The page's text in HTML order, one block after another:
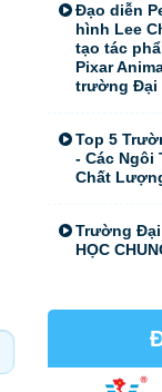
Đạo diễn
hình Lee
tạo tác
Pixar
trường Đại
Top 5
- Các Ngôi
Chất
Trường
HỌC